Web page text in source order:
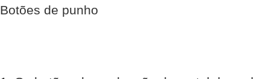
Botões de punho